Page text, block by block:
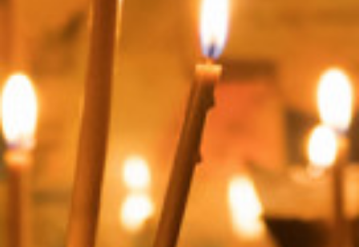
SEARCH